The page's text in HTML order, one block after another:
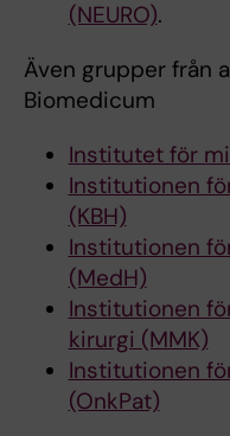
(NEURO).
Även grupper från
Biomedicum
Institutet för
Institutionen
(KBH)
Institutionen
(MedH)
Institutionen
kirurgi (MMK)
Institutionen
(OnkPat)